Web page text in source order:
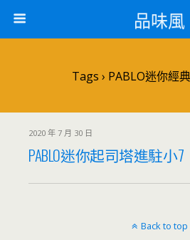
品味風
Tags › PABLO迷你經
2020 年 7 月 30 日
PABLO迷你起司塔進駐小7
Back to top